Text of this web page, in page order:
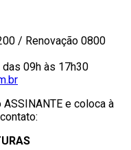
/ Renovação 0800
das 09h às 17h30
e coloca à